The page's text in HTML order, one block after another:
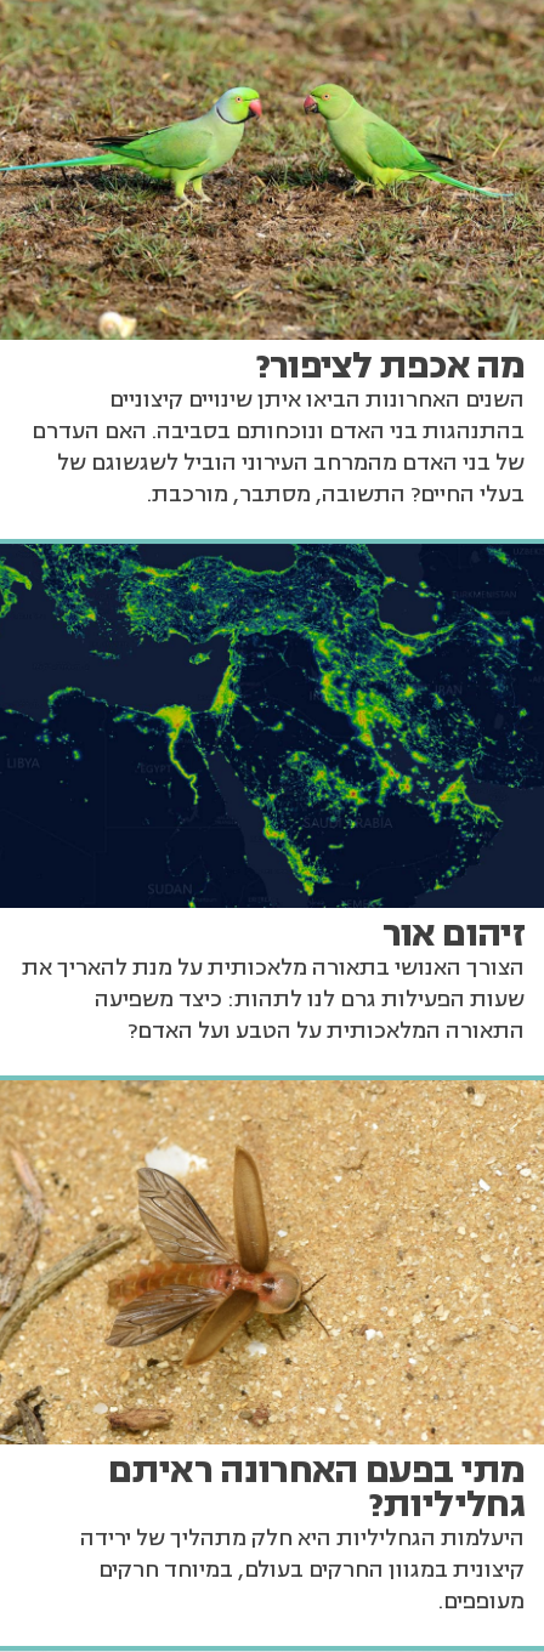
מה אכפת לציפור?
השנים האחרונות הביאו איתן שינויים קיצוניים
בהתנהגות בני האדם ונוכחותם בסביבה. האם העדרם
של בני האדם מהמרחב העירוני הוביל לשגשוגם של
בעלי החיים? התשובה, מסתבר, מורכבת.
זיהום אור
הצורך האנושי בתאורה מלאכותית על מנת להאריך את
שעות הפעילות גרם לנו לתהות: כיצד משפיעה
התאורה המלאכותית על הטבע ועל האדם?
מתי בפעם האחרונה ראיתם
גחליליות?
היעלמות הגחליליות היא חלק מתהליך של ירידה
קיצונית במגוון החרקים בעולם, במיוחד חרקים
מעופפים.